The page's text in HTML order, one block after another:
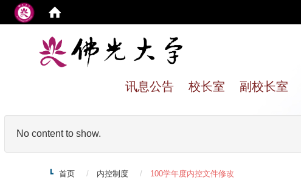
讯息公告 校长室 副校长室
No content to show.
首页 内控制度 100学年度内控文件修改